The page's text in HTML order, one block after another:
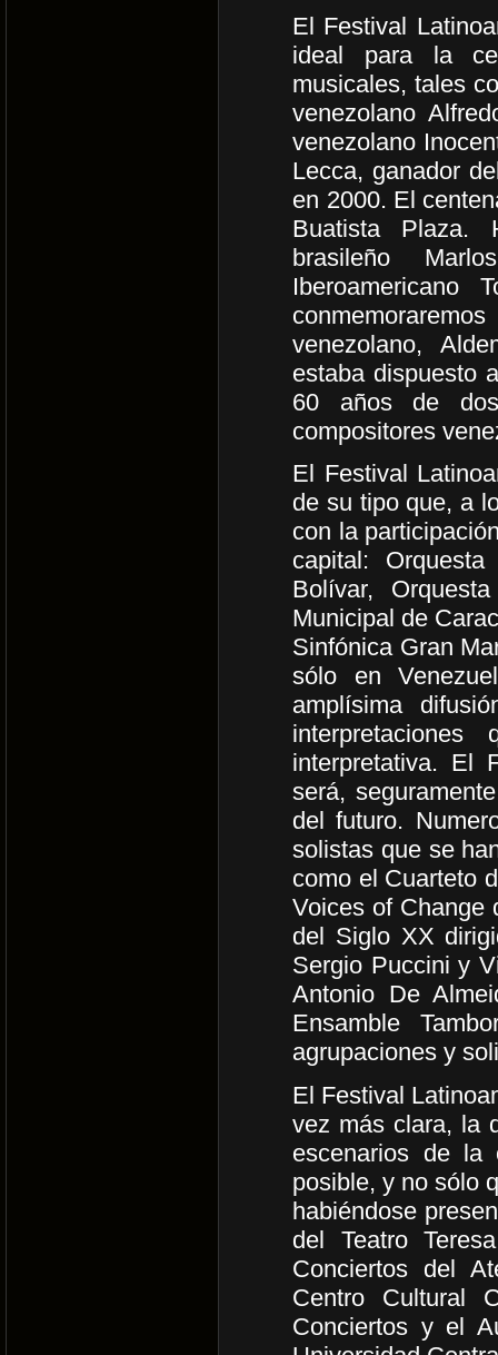
El Festival
ideal para la
musicales, tales
venezolano
venezolano
Lecca, ganador
en 2000. El
Buatista Plaza.
brasileño
venezolano,
estaba dispuesto
60 años de
compositores
El Festival
de su tipo que, a
con la
capital:
Bolívar,
Municipal de
Sinfónica Gran
sólo en
amplísima
interpretativa. El
será,
del futuro.
solistas que se
como el Cuarteto
Voices of Change
del Siglo XX
Sergio Puccini y
Antonio De
Ensamble
agrupaciones y
El Festival
vez más clara, la
escenarios de
posible, y no sólo
habiéndose
del Teatro
Conciertos del
Centro Cultural
Conciertos y el